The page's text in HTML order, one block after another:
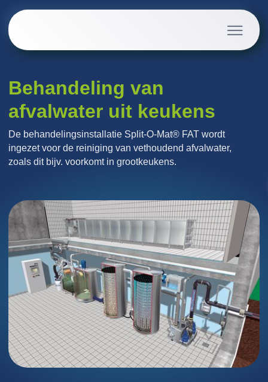
Behandeling van
afvalwater uit keukens
De behandelingsinstallatie Split-O-Mat® FAT wordt
ingezet voor de reiniging van vethoudend afvalwater,
zoals dit bijv. voorkomt in grootkeukens.